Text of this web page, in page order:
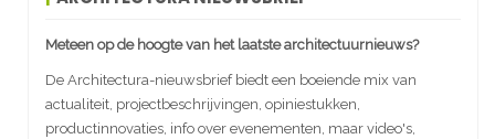
Meteen op de hoogte van het laatste architectuurnieuws?
De Architectura-nieuwsbrief biedt een boeiende mix van
actualiteit, projectbeschrijvingen, opiniestukken,
productinnovaties, info over evenementen, maar video's,